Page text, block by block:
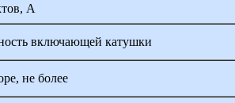
А
включающей катушки
не более